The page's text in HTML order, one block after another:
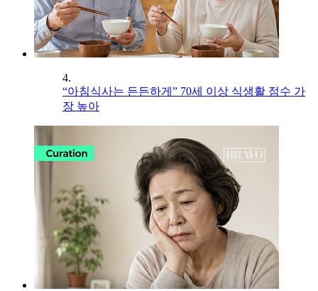
4.
“아침식사는 든든하게” 70세 이상 식생활 점수 가
장 높아